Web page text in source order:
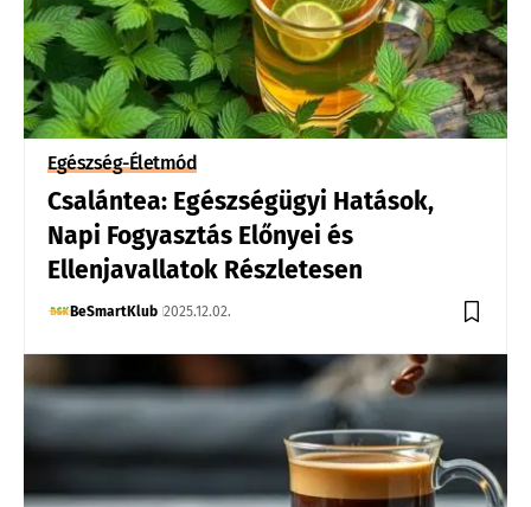
Egészség-Életmód
Csalántea: Egészségügyi Hatások,
Napi Fogyasztás Előnyei és
Ellenjavallatok Részletesen
BeSmartKlub 2025.12.02.